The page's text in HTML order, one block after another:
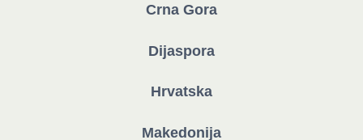
Crna Gora
Dijaspora
Hrvatska
Makedonija